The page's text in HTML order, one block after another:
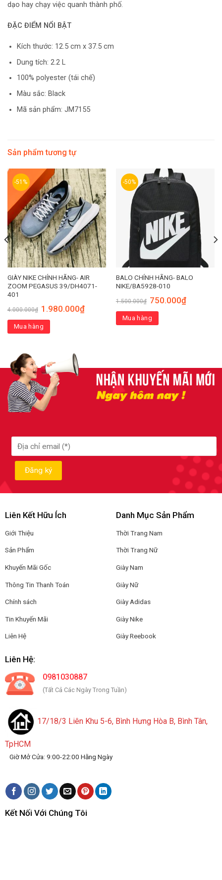
dạo hay chạy việc quanh thành phố.
ĐẶC ĐIỂM NỔI BẬT
Kích thước: 12.5 cm x 37.5 cm
Dung tích: 2.2 L
100% polyester (tái chế)
Màu sắc: Black
Mã sản phẩm: JM7155
Sản phẩm tương tự
-51%
GIÀY NIKE CHÍNH HÃNG- AIR
ZOOM PEGASUS 39/DH4071-
401
4.000.000₫ 1.980.000₫
Mua hàng
-50%
BALO CHÍNH HÃNG- BALO
NIKE/BA5928-010
1.500.000₫ 750.000₫
Mua hàng
Liên Kết Hữu Ích
Giới Thiệu
Sản Phẩm
Khuyến Mãi Gốc
Thông Tin Thanh Toán
Chính sách
Tin Khuyến Mãi
Liên Hệ
Danh Mục Sản Phẩm
Thời Trang Nam
Thời Trang Nữ
Giày Nam
Giày Nữ
Giày Adidas
Giày Nike
Giày Reebook
Liên Hệ:
0981030887
(Tất Cả Các Ngày Trong Tuần)
17/18/3 Liên Khu 5-6, Bình Hưng Hòa B, Bình Tân,
TpHCM
Giờ Mở Cửa: 9:00-22:00 Hằng Ngày
Kết Nối Với Chúng Tôi